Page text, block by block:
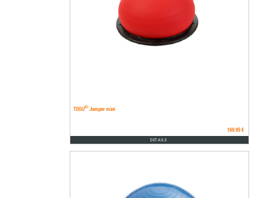
TOGU®Jumper mini
169.95 €
DETAILS